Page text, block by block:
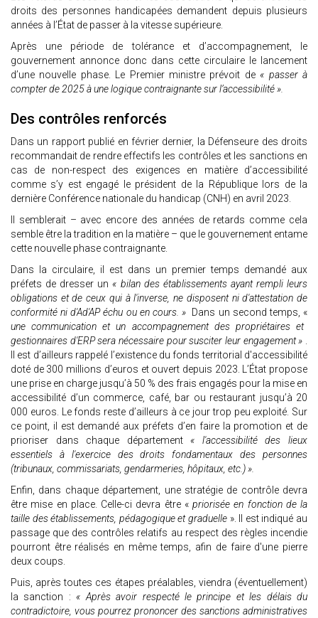
droits des personnes handicapées demandent depuis plusieurs
années à l’État de passer à la vitesse supérieure.
Après une période de tolérance et d’accompagnement, le
gouvernement annonce donc dans cette circulaire le lancement
d’une nouvelle phase. Le Premier ministre prévoit de « passer à
compter de 2025 à une logique contraignante sur l’accessibilité ».
Des contrôles renforcés
Dans un rapport publié en février dernier, la Défenseure des droits
recommandait de rendre effectifs les contrôles et les sanctions en
cas de non-respect des exigences en matière d’accessibilité
comme s’y est engagé le président de la République lors de la
dernière Conférence nationale du handicap (CNH) en avril 2023.
Il semblerait – avec encore des années de retards comme cela
semble être la tradition en la matière – que le gouvernement entame
cette nouvelle phase contraignante.
Dans la circulaire, il est dans un premier temps demandé aux
préfets de dresser un « bilan des établissements ayant rempli leurs
obligations et de ceux qui à l'inverse, ne disposent ni d'attestation de
conformité ni d'Ad'AP échu ou en cours. » Dans un second temps, «
une communication et un accompagnement des propriétaires et
gestionnaires d'ERP sera nécessaire pour susciter leur engagement » .
Il est d’ailleurs rappelé l’existence du fonds territorial d'accessibilité
doté de 300 millions d’euros et ouvert depuis 2023. L’État propose
une prise en charge jusqu’à 50 % des frais engagés pour la mise en
accessibilité d’un commerce, café, bar ou restaurant jusqu’à 20
000 euros. Le fonds reste d’ailleurs à ce jour trop peu exploité. Sur
ce point, il est demandé aux préfets d’en faire la promotion et de
prioriser dans chaque département « l'accessibilité des lieux
essentiels à l'exercice des droits fondamentaux des personnes
(tribunaux, commissariats, gendarmeries, hôpitaux, etc.) ».
Enfin, dans chaque département, une stratégie de contrôle devra
être mise en place. Celle-ci devra être « priorisée en fonction de la
taille des établissements, pédagogique et graduelle ». Il est indiqué au
passage que des contrôles relatifs au respect des règles incendie
pourront être réalisés en même temps, afin de faire d'une pierre
deux coups.
Puis, après toutes ces étapes préalables, viendra (éventuellement)
la sanction : « Après avoir respecté le principe et les délais du
contradictoire, vous pourrez prononcer des sanctions administratives